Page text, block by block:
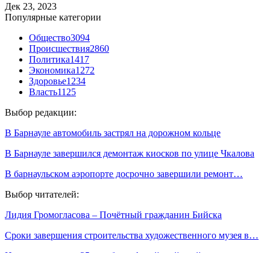
Дек 23, 2023
Популярные категории
Общество3094
Происшествия2860
Политика1417
Экономика1272
Здоровье1234
Власть1125
Выбор редакции:
В Барнауле автомобиль застрял на дорожном кольце
В Барнауле завершился демонтаж киосков по улице Чкалова
В барнаульском аэропорте досрочно завершили ремонт…
Выбор читателей:
Лидия Громогласова – Почётный гражданин Бийска
Сроки завершения строительства художественного музея в…